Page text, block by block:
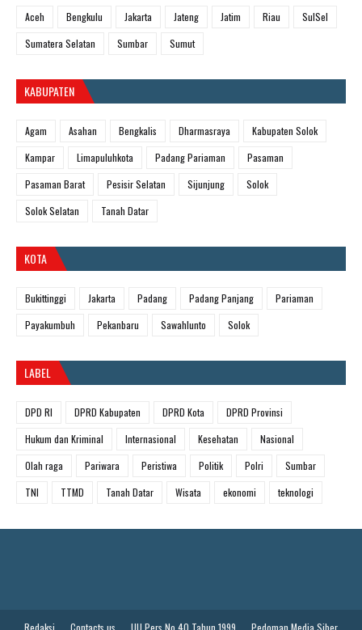
Aceh Bengkulu Jakarta Jateng Jatim Riau
SulSel
Sumatera Selatan
Sumbar Sumut
KABUPATEN
Agam Asahan Bengkalis Dharmasraya
Kabupaten Solok
Kampar
Limapuluhkota Padang Pariaman
Pasaman
Pasaman Barat
Pesisir Selatan Sijunjung
Solok
Solok Selatan
Tanah Datar
KOTA
Bukittinggi Jakarta Padang Padang Panjang
Pariaman
Payakumbuh
Pekanbaru Sawahlunto Solok
LABEL
DPD RI DPRD Kabupaten DPRD Kota
DPRD Provinsi
Hukum dan Kriminal
Internasional Kesehatan
Nasional
Olah raga
Pariwara Peristiwa Politik Polri
Sumbar
TNI
TTMD Tanah Datar Wisata ekonomi teknologi